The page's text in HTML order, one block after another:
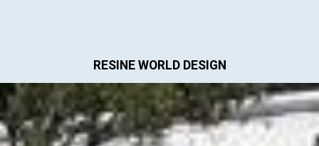
RESINE WORLD DESIGN